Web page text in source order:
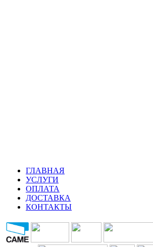
ГЛАВНАЯ
УСЛУГИ
ОПЛАТА
ДОСТАВКА
КОНТАКТЫ